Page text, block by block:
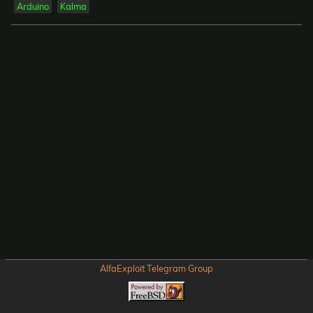
Arduino Kalma
AlfaExploit Telegram Group